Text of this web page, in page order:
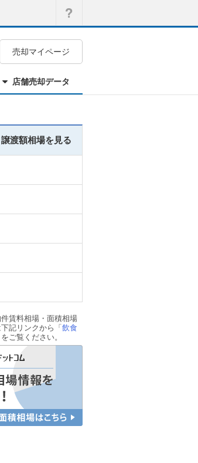
売却マイページ
店舗売却データ
渡額相場を見る
賃料相場・面積相場
記リンクから「 飲食
をご覧ください。